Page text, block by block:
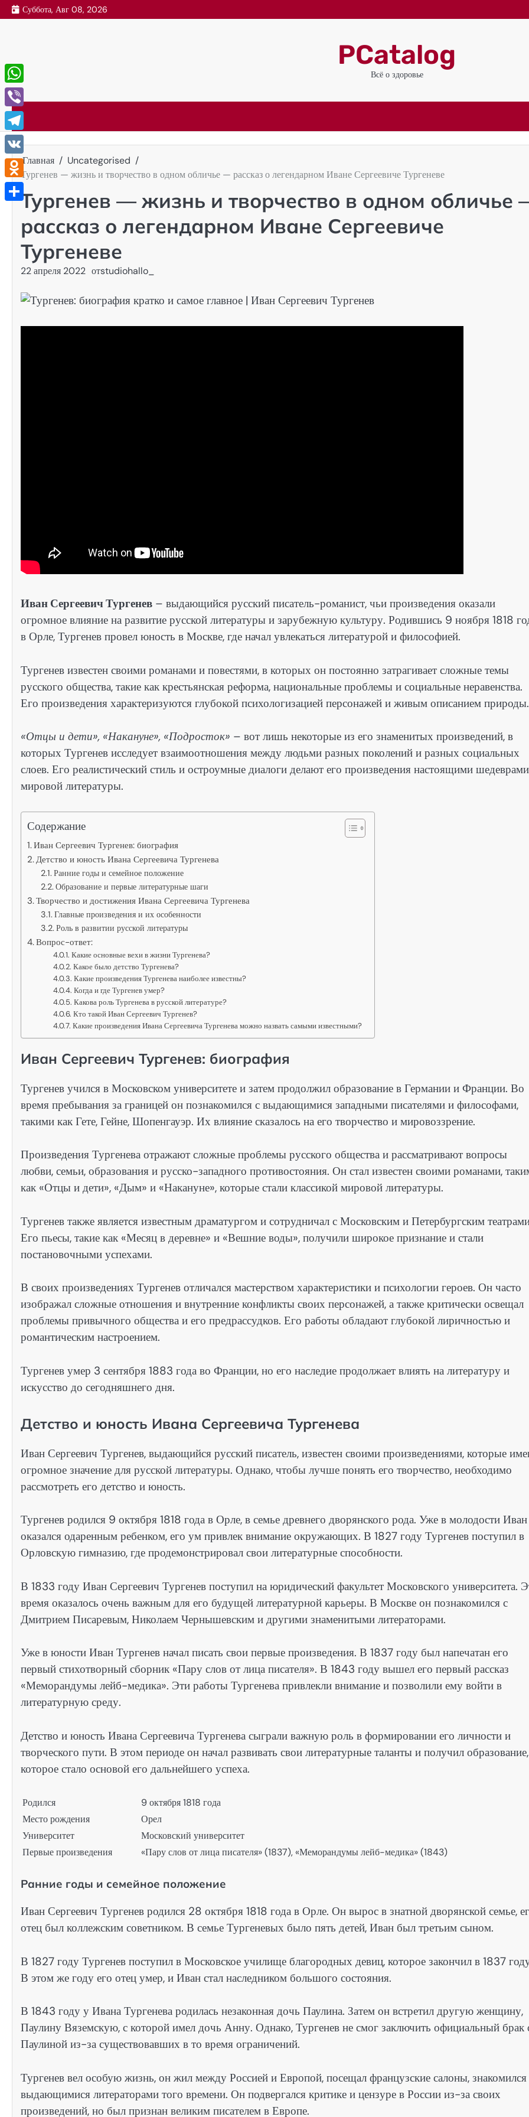
Перейти
к
Суббота, Авг 08, 2026
PCatalog
Всё о здоровье
Главная
Uncategorised
Тургенев — жизнь и творчество в одном обличье — рассказ о легендарном Иване Сергеевиче Тургеневе
Тургенев — жизнь и творчество в одном обличье
рассказ о легендарном Иване Сергеевиче
Тургеневе
22 апреля 2022 отstudiohallo_
Иван Сергеевич Тургенев – выдающийся русский писатель-романист, чьи произведения оказали
огромное влияние на развитие русской литературы и зарубежную культуру. Родившись 9 ноября 1818
в Орле, Тургенев провел юность в Москве, где начал увлекаться литературой и философией.
Тургенев известен своими романами и повестями, в которых он постоянно затрагивает сложные темы
русского общества, такие как крестьянская реформа, национальные проблемы и социальные неравенства.
Его произведения характеризуются глубокой психологизацией персонажей и живым описанием природы.
«Отцы и дети», «Накануне», «Подросток» – вот лишь некоторые из его знаменитых произведений, в
которых Тургенев исследует взаимоотношения между людьми разных поколений и разных социальных
слоев. Его реалистический стиль и остроумные диалоги делают его произведения настоящими шедеврами
мировой литературы.
Содержание
Иван Сергеевич Тургенев: биография
Детство и юность Ивана Сергеевича Тургенева
Ранние годы и семейное положение
Образование и первые литературные шаги
Творчество и достижения Ивана Сергеевича Тургенева
Главные произведения и их особенности
Роль в развитии русской литературы
Вопрос-ответ:
Какие основные вехи в жизни Тургенева?
Какое было детство Тургенева?
Какие произведения Тургенева наиболее известны?
Когда и где Тургенев умер?
Какова роль Тургенева в русской литературе?
Кто такой Иван Сергеевич Тургенев?
Какие произведения Ивана Сергеевича Тургенева можно назвать самыми известными?
Иван Сергеевич Тургенев: биография
Тургенев учился в Московском университете и затем продолжил образование в Германии и Франции. Во
время пребывания за границей он познакомился с выдающимися западными писателями и философами,
такими как Гете, Гейне, Шопенгауэр. Их влияние сказалось на его творчество и мировоззрение.
Произведения Тургенева отражают сложные проблемы русского общества и рассматривают вопросы
любви, семьи, образования и русско-западного противостояния. Он стал известен своими романами,
как «Отцы и дети», «Дым» и «Накануне», которые стали классикой мировой литературы.
Тургенев также является известным драматургом и сотрудничал с Московским и Петербургским
Его пьесы, такие как «Месяц в деревне» и «Вешние воды», получили широкое признание и стали
постановочными успехами.
В своих произведениях Тургенев отличался мастерством характеристики и психологии героев. Он часто
изображал сложные отношения и внутренние конфликты своих персонажей, а также критически освещал
проблемы привычного общества и его предрассудков. Его работы обладают глубокой лиричностью и
романтическим настроением.
Тургенев умер 3 сентября 1883 года во Франции, но его наследие продолжает влиять на литературу и
искусство до сегодняшнего дня.
Детство и юность Ивана Сергеевича Тургенева
Иван Сергеевич Тургенев, выдающийся русский писатель, известен своими произведениями, которые
огромное значение для русской литературы. Однако, чтобы лучше понять его творчество, необходимо
рассмотреть его детство и юность.
Тургенев родился 9 октября 1818 года в Орле, в семье древнего дворянского рода. Уже в молодости Иван
оказался одаренным ребенком, его ум привлек внимание окружающих. В 1827 году Тургенев поступил в
Орловскую гимназию, где продемонстрировал свои литературные способности.
В 1833 году Иван Сергеевич Тургенев поступил на юридический факультет Московского университета.
время оказалось очень важным для его будущей литературной карьеры. В Москве он познакомился с
Дмитрием Писаревым, Николаем Чернышевским и другими знаменитыми литераторами.
Уже в юности Иван Тургенев начал писать свои первые произведения. В 1837 году был напечатан его
первый стихотворный сборник «Пару слов от лица писателя». В 1843 году вышел его первый рассказ
«Меморандумы лейб-медика». Эти работы Тургенева привлекли внимание и позволили ему войти в
литературную среду.
Детство и юность Ивана Сергеевича Тургенева сыграли важную роль в формировании его личности и
творческого пути. В этом периоде он начал развивать свои литературные таланты и получил образование,
которое стало основой его дальнейшего успеха.
Родился
9 октября 1818 года
Место рождения
Орел
Университет
Московский университет
Первые произведения
«Пару слов от лица писателя» (1837), «Меморандумы лейб-медика» (1843)
Ранние годы и семейное положение
Иван Сергеевич Тургенев родился 28 октября 1818 года в Орле. Он вырос в знатной дворянской семье,
отец был коллежским советником. В семье Тургеневых было пять детей, Иван был третьим сыном.
В 1827 году Тургенев поступил в Московское училище благородных девиц, которое закончил в 1837
В этом же году его отец умер, и Иван стал наследником большого состояния.
В 1843 году у Ивана Тургенева родилась незаконная дочь Паулина. Затем он встретил другую женщину,
Паулину Вяземскую, с которой имел дочь Анну. Однако, Тургенев не смог заключить официальный брак
Паулиной из-за существовавших в то время ограничений.
Тургенев вел особую жизнь, он жил между Россией и Европой, посещал французские салоны, знакомился
выдающимися литераторами того времени. Он подвергался критике и цензуре в России из-за своих
произведений, но был признан великим писателем в Европе.
WhatsApp
Viber
Telegram
VK
Odnoklassniki
Отправить